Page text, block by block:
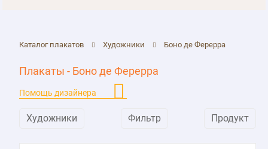
Каталог плакатов Художники Боно де Ферерра
Плакаты - Боно де Ферерра
Помощь дизайнера
Художники Фильтр Продукт